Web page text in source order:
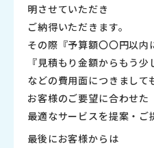
明させていただき
ご納得いただきます。
その際『予算額〇〇円以内
『見積もり金額からもう少
などの費用面につきまして
お客様のご要望に合わせた
最適なサービスを提案・ご
最後にお客様からは